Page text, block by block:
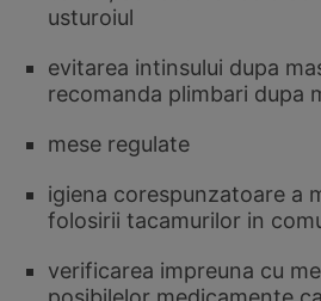
usturoiul
evitarea intinsului dupa
recomanda plimbari dupa
mese regulate
igiena corespunzatoare a
folosirii tacamurilor in
verificarea impreuna cu